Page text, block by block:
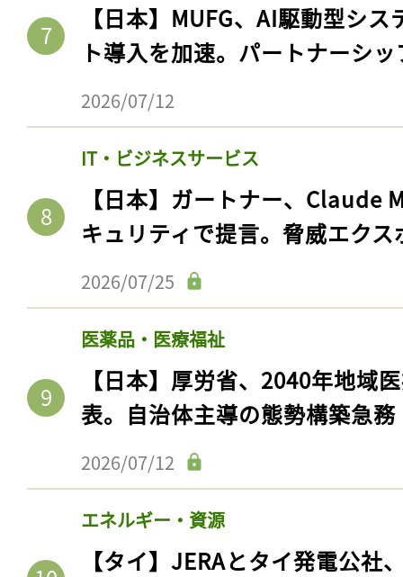
【日本】MUFG、AI駆動型シ
ト導入を加速。パートナーシ
2026/07/12
IT・ビジネスサービス
【日本】ガートナー、Claude
キュリティで提言。脅威エク
2026/07/25
医薬品・医療福祉
【日本】厚労省、2040年地域
表。自治体主導の態勢構築急務
2026/07/12
エネルギー・資源
【タイ】JERAとタイ発電公社
記事をお気に入りに
ログインが必
ログイン